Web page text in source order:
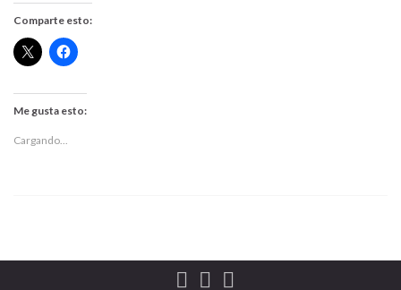
Comparte esto:
Me gusta esto:
Cargando...